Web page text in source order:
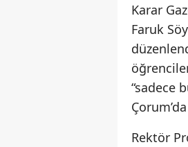
Karar
Faruk
“sadece
Rektör